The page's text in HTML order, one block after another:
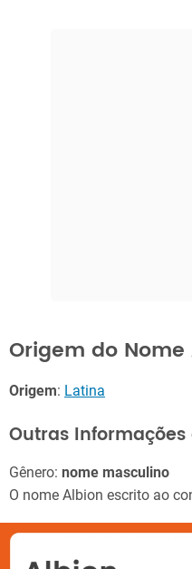
Origem do
Origem: Latina
Outras
Gênero: nome masculino
O nome Albion escrito ao